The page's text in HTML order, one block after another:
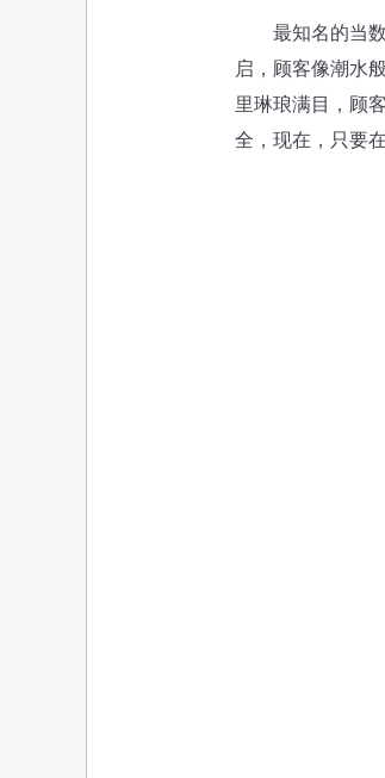
最知名的当数
启，顾客像潮水
里琳琅满目，顾
全，现在，只要